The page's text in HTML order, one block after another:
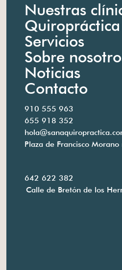
Nuestras
Quiropráctica
Servicios
Sobre
Noticias
Contacto
910 555 963
655 918 352
Plaza de Francisco
642 622 382
Calle de Bretón de los